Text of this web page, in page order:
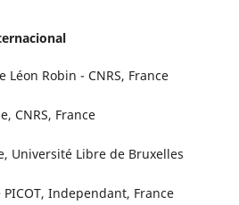
Léon Robin - CNRS, France
CNRS, France
Université Libre de Bruxelles
Independant, France